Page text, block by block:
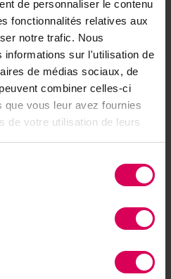
de personnaliser le contenu
fonctionnalités relatives aux
notre trafic. Nous
informations sur l'utilisation de
de médias sociaux, de
combiner celles-ci
vous leur avez fournies
de votre utilisation de leurs
Un sirop singulier